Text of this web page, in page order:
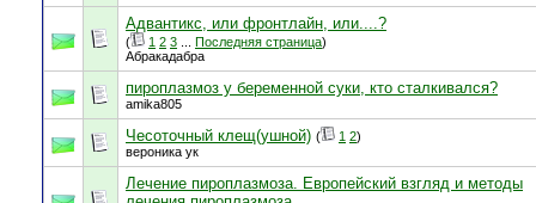
Адвантикс, или фронтлайн, или....?
( 1 2 3 Последняя страница)
Абракадабра
пироплазмоз у беременной суки, кто сталкивался?
amika805
Чесоточный клещ(ушной) ( 1 2)
вероника ук
Лечение пироплазмоза. Европейский взгляд и методы